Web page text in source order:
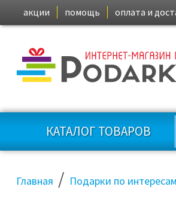
акции помощь оплата и
КАТАЛОГ ТОВАРОВ
Главная / Подарки по